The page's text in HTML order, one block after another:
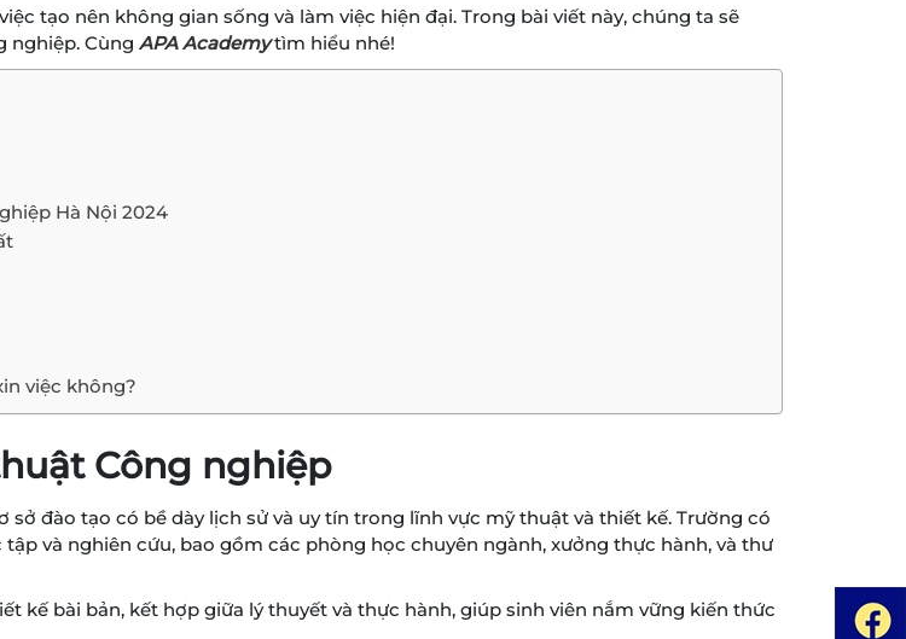
tạo nên không gian sống và làm việc hiện đại. Trong bài viết này, chúng ta sẽ
nghiệp. Cùng APA Academytìm hiểu nhé!
Hà Nội 2024
việc không?
Công nghiệp
đào tạo có bề dày lịch sử và uy tín trong lĩnh vực mỹ thuật và thiết kế. Trường có
và nghiên cứu, bao gồm các phòng học chuyên ngành, xưởng thực hành, và thư
bài bản, kết hợp giữa lý thuyết và thực hành, giúp sinh viên nắm vững kiến thức